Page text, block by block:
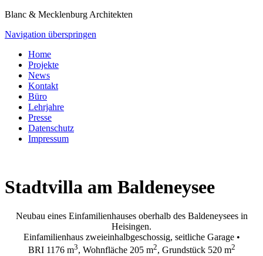
Blanc & Mecklenburg Architekten
Navigation überspringen
Home
Projekte
News
Kontakt
Büro
Lehrjahre
Presse
Datenschutz
Impressum
Stadtvilla am Baldeneysee
Neubau eines Einfamilienhauses oberhalb des Baldeneysees in
Heisingen.
Einfamilienhaus zweieinhalbgeschossig, seitliche Garage •
BRI 1176 m3, Wohnfläche 205 m2, Grundstück 520 m2